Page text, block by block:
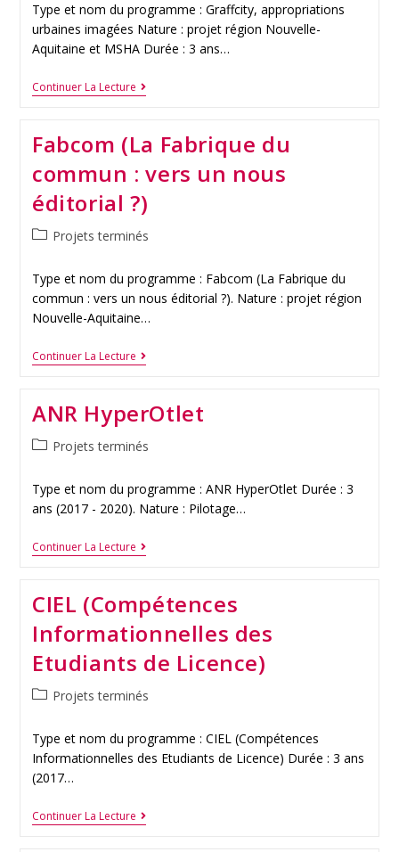
Type et nom du programme : Graffcity, appropriations
urbaines imagées Nature : projet région Nouvelle-
Aquitaine et MSHA Durée : 3 ans…
Continuer La Lecture
Fabcom (La Fabrique du
commun : vers un nous
éditorial ?)
Projets terminés
Type et nom du programme : Fabcom (La Fabrique du
commun : vers un nous éditorial ?). Nature : projet région
Nouvelle-Aquitaine…
Continuer La Lecture
ANR HyperOtlet
Projets terminés
Type et nom du programme : ANR HyperOtlet Durée : 3
ans (2017 - 2020). Nature : Pilotage…
Continuer La Lecture
CIEL (Compétences
Informationnelles des
Etudiants de Licence)
Projets terminés
Type et nom du programme : CIEL (Compétences
Informationnelles des Etudiants de Licence) Durée : 3 ans
(2017…
Continuer La Lecture